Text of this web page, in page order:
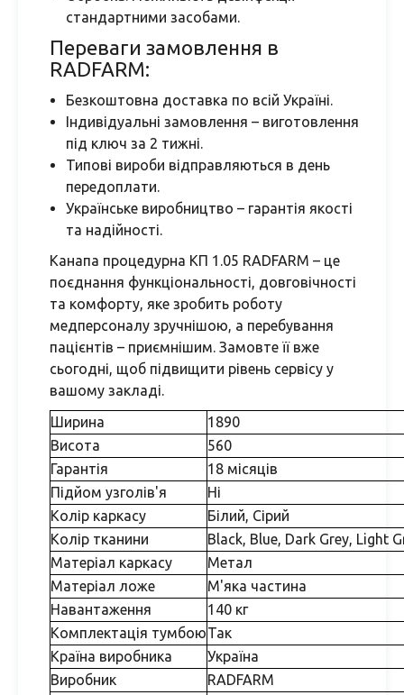
стандартними засобами.
Переваги замовлення в
RADFARM:
Безкоштовна доставка по всій Україні.
Індивідуальні замовлення – виготовлення
під ключ за 2 тижні.
Типові вироби відправляються в день
передоплати.
Українське виробництво – гарантія якості
та надійності.
Канапа процедурна КП 1.05 RADFARM – це
поєднання функціональності, довговічності
та комфорту, яке зробить роботу
медперсоналу зручнішою, а перебування
пацієнтів – приємнішим. Замовте її вже
сьогодні, щоб підвищити рівень сервісу у
вашому закладі.
Ширина
1890
Висота
560
Гарантія
18 місяців
Підйом узголів'я
Ні
Колір каркасу
Білий, Сірий
Колір тканини
Black, Blue, Dark Grey, Light
Матеріал каркасу
Метал
Матеріал ложе
М'яка частина
Навантаження
140 кг
Комплектація тумбоюТак
Країна виробника
Україна
Виробник
RADFARM